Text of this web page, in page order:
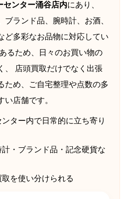
センター涌谷店内にあり、
ランド品、腕時計、お酒、
ど多彩なお品物に対応してい
るため、日々のお買い物の
、 店頭買取だけでなく出張
ため、ご自宅整理や点数の多
い店舗です。
ター内で日常的に立ち寄り
・ブランド品・記念硬貨な
を使い分けられる